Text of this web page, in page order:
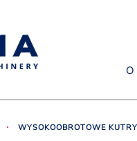
O
WYSOKOOBROTOWE